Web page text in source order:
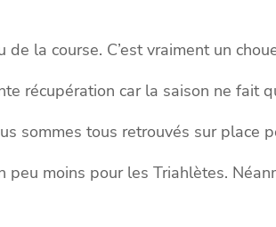
la course. C’est vraiment un
récupération car la saison ne fait
sommes tous retrouvés sur place
moins pour les Triahlètes.